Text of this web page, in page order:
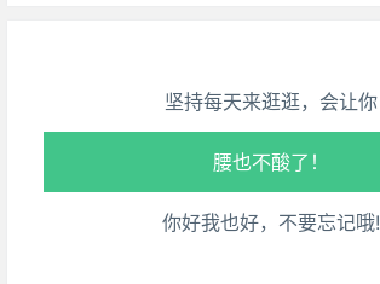
坚持每天来逛逛，会让你
腿也不痛了！
腰也不酸了！
工作也轻松了！
你好我也好，不要忘记哦!